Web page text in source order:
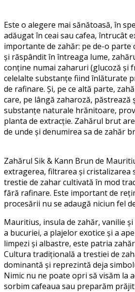
Este o alegere mai sănătoasă, în
adăugat în ceai sau cafea, întrucât
importante de zahăr: pe de-o parte
și răspândit în întreaga lume,
conține numai zaharuri (glucoză și
celelalte substanțe fiind înlăturate
de rafinare. Și, pe ce altă parte,
care, pe lângă zaharoză, păstrează
substanțe naturale hrănitoare,
planta de extracție. Zahărul brut
de unde și denumirea sa de zahăr
Zahărul Sik & Kann Brun de
extragerea, filtrarea și cristalizarea
trestie de zahar cultivată în mod
fără rafinare. Este important de
procesării nu se adaugă niciun fel
Mauritius, insula de zahăr, vanilie
a bucuriei, a plajelor exotice și a
limpezi și albastre, este patria
Cultura tradițională a trestiei de
dominantă și reprezintă deja
Nimic nu ne poate opri să visăm la
sorbim cafeaua sau preparăm